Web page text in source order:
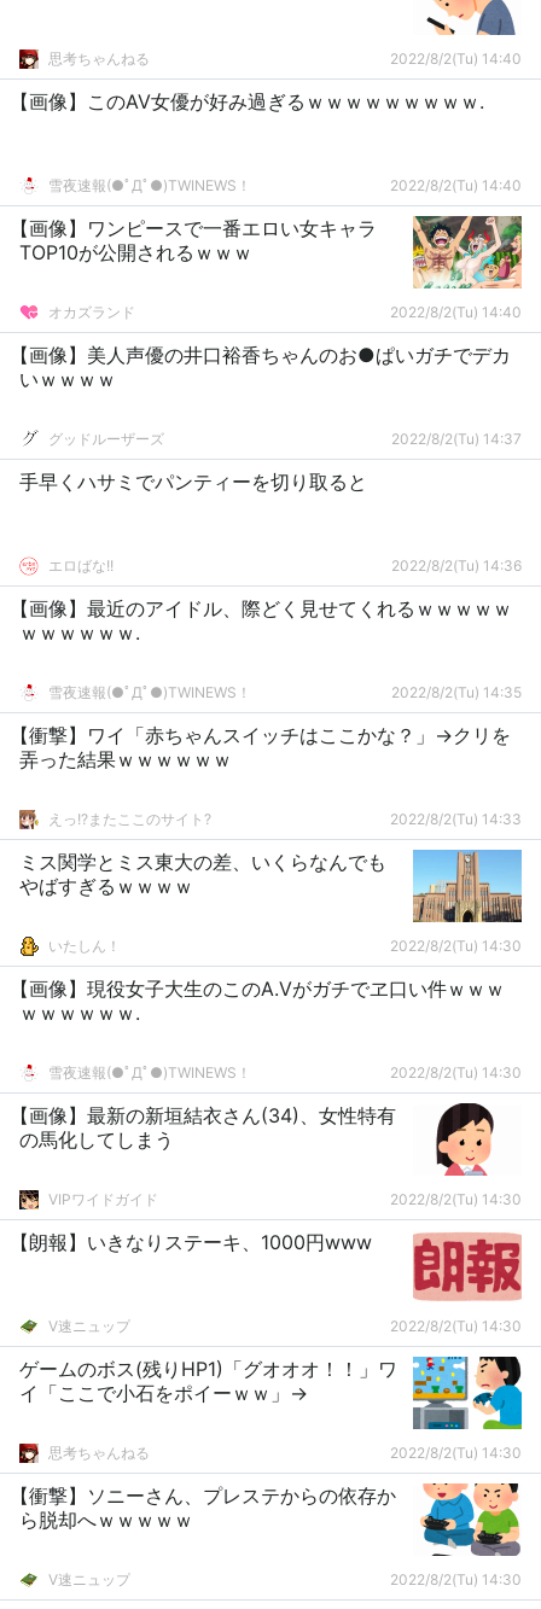
思考ちゃんねる 2022/8/2(Tu) 14:40
【画像】このAV女優が好み過ぎるｗｗｗｗｗｗｗｗｗ.
雪夜速報(●ﾟДﾟ●)TWINEWS！ 2022/8/2(Tu) 14:40
【画像】ワンピースで一番エロい女キャラ
TOP10が公開されるｗｗｗ
オカズランド 2022/8/2(Tu) 14:40
【画像】美人声優の井口裕香ちゃんのお●ぱいガチでデカ
いｗｗｗｗ
グッドルーザーズ 2022/8/2(Tu) 14:37
手早くハサミでパンティーを切り取ると
エロばな!! 2022/8/2(Tu) 14:36
【画像】最近のアイドル、際どく見せてくれるｗｗｗｗｗ
ｗｗｗｗｗｗ.
雪夜速報(●ﾟДﾟ●)TWINEWS！ 2022/8/2(Tu) 14:35
【衝撃】ワイ「赤ちゃんスイッチはここかな？」→クリを
弄った結果ｗｗｗｗｗｗ
えっ!?またここのサイト? 2022/8/2(Tu) 14:33
ミス関学とミス東大の差、いくらなんでも
やばすぎるｗｗｗｗ
いたしん！ 2022/8/2(Tu) 14:30
【画像】現役女子大生のこのA.Vがガチでヱ口い件ｗｗｗ
ｗｗｗｗｗｗ.
雪夜速報(●ﾟДﾟ●)TWINEWS！ 2022/8/2(Tu) 14:30
【画像】最新の新垣結衣さん(34)、女性特有
の馬化してしまう
VIPワイドガイド 2022/8/2(Tu) 14:30
【朗報】いきなりステーキ、1000円www
V速ニュップ 2022/8/2(Tu) 14:30
ゲームのボス(残りHP1)「グオオオ！！」ワ
イ「ここで小石をポイーｗｗ」→
思考ちゃんねる 2022/8/2(Tu) 14:30
【衝撃】ソニーさん、プレステからの依存か
ら脱却へｗｗｗｗｗ
V速ニュップ 2022/8/2(Tu) 14:30